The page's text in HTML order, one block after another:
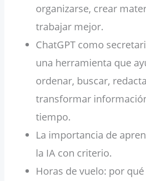
organizarse, crear
trabajar mejor.
ChatGPT como
una herramienta que
ordenar, buscar,
transformar
tiempo.
La importancia de
la IA con criterio.
Horas de vuelo: por